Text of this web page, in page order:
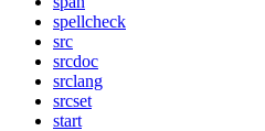
spellcheck
src
srcdoc
srclang
srcset
start